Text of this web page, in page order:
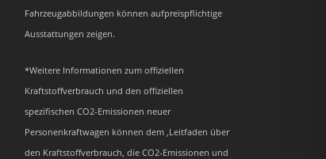
Fahrzeugabbildungen können aufpreispflichtige
Ausstattungen zeigen.
*Weitere Informationen zum offiziellen
Kraftstoffverbrauch und den offiziellen
spezifischen CO2-Emissionen neuer
Personenkraftwagen können dem ‚Leitfaden über
den Kraftstoffverbrauch, die CO2-Emissionen und